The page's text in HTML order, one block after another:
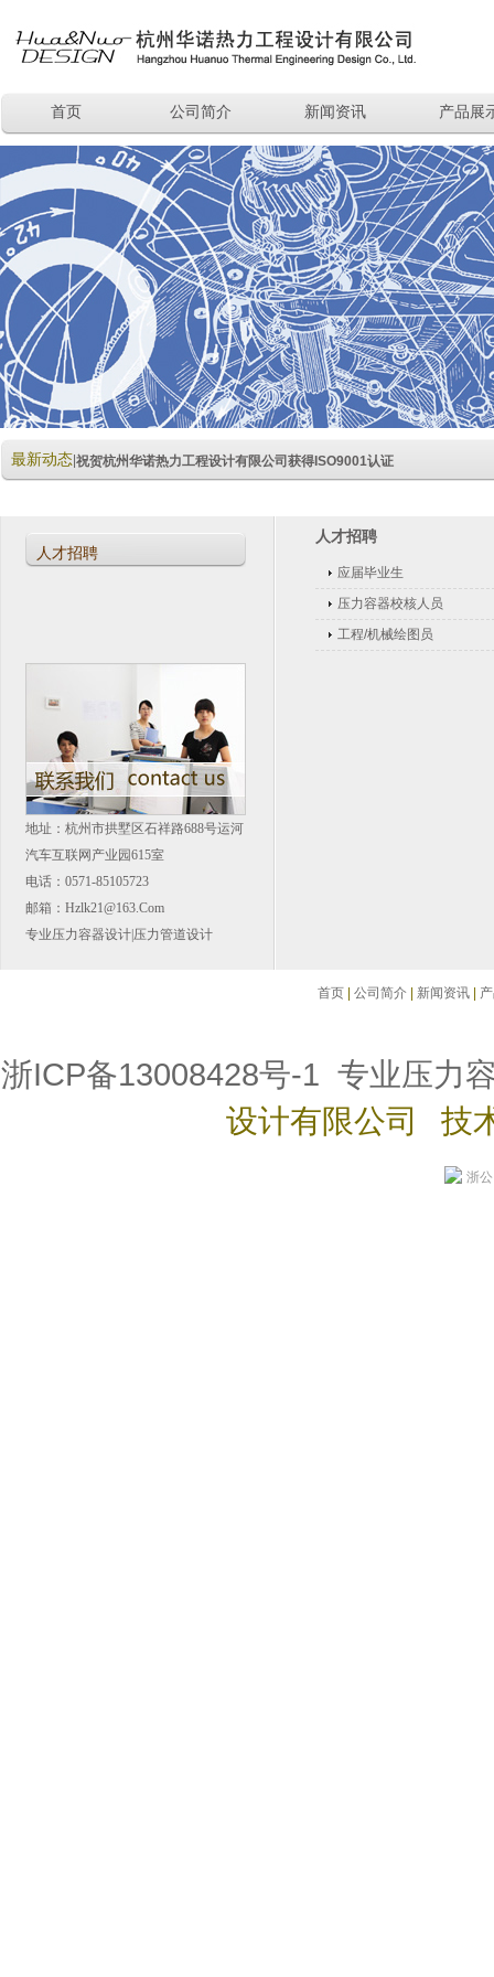
首页 公司简介 新闻资讯 产品展
最新动态 祝贺杭州华诺热力工程设计有限公司获得ISO9001认证
D1、D2类压力容器设计评审会议
人才招聘
地址：杭州市拱墅区石祥路688号运河
汽车互联网产业园615室
电话：0571-85105723
邮箱：hzlk21@163.com
专业压力容器设计 压力管道设计
人才招聘
应届毕业生
压力容器校核人员
工程/机械绘图员
首页 公司简介 新闻资讯
浙ICP备13008428号-1 专业压力
设计有限公司 技
浙